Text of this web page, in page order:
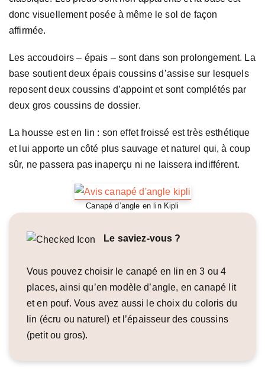
donc visuellement posée à même le sol de façon
affirmée.
Les accoudoirs – épais – sont dans son prolongement. La
base soutient deux épais coussins d’assise sur lesquels
reposent deux coussins d’appoint et sont complétés par
deux gros coussins de dossier.
La housse est en lin : son effet froissé est très esthétique
et lui apporte un côté plus sauvage et naturel qui, à coup
sûr, ne passera pas inaperçu ni ne laissera indifférent.
Canapé d’angle en lin Kipli
Le saviez-vous ?
Vous pouvez choisir le canapé en lin en 3 ou 4
places, ainsi qu’en modèle d’angle, en canapé lit
et en pouf. Vous avez aussi le choix du coloris du
lin (écru ou naturel) et l’épaisseur des coussins
(petit ou gros).